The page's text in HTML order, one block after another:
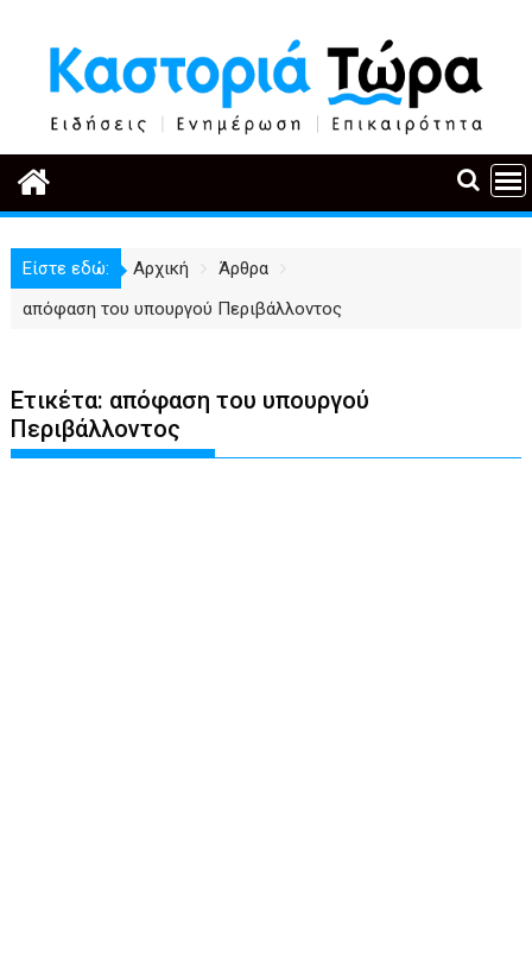
περιεχόμενο
Είστε εδώ: Αρχική
Άρθρα
απόφαση του υπουργού Περιβάλλοντος
Ετικέτα: απόφαση του υπουργού
Περιβάλλοντος